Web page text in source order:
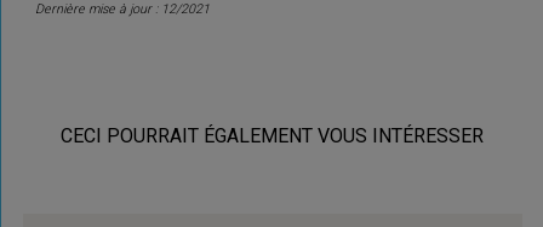
Dernière mise à jour : 12/2021
CECI POURRAIT ÉGALEMENT VOUS INTÉRESSER